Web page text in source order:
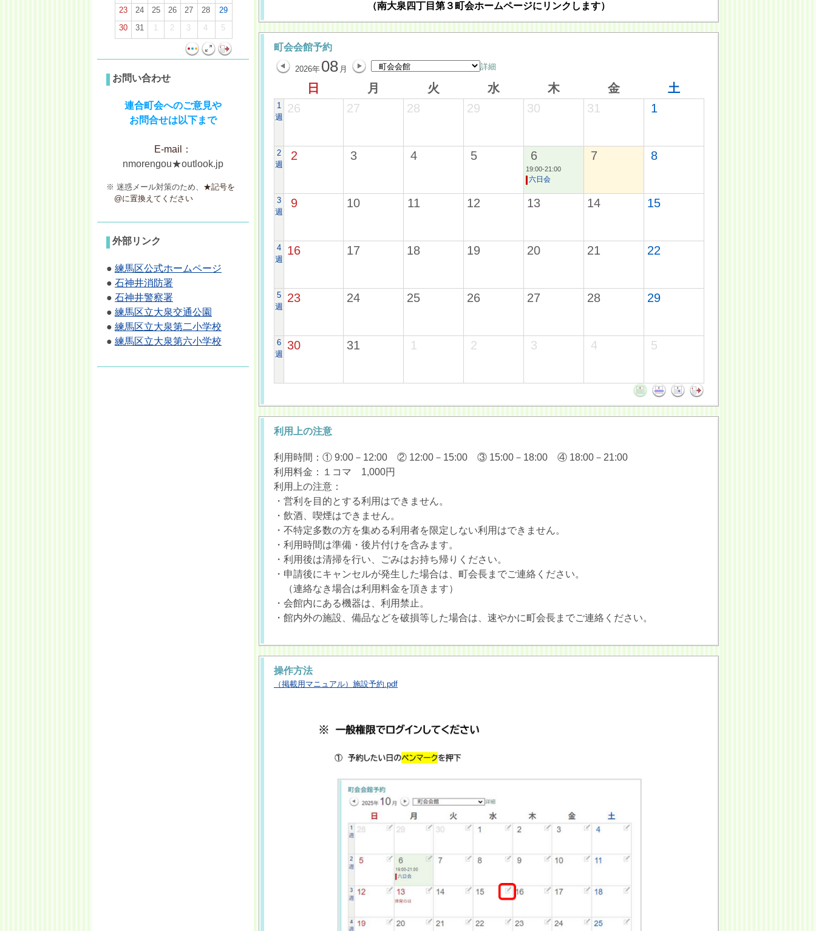
23
24 25 26 27 28
29
30
31 1 2 3 4 5
お問い合わせ
連合町会へのご意見や
お問合せは以下まで
E-mail：
nmorengou★outlook.jp
※ 迷惑メール対策のため、 ★記号を
@に置換えてください
外部リンク
● 練馬区公式ホームページ
● 石神井消防署
● 石神井警察署
● 練馬区立大泉交通公園
● 練馬区立大泉第二小学校
● 練馬区立大泉第六小学校
（南大泉四丁目第３町会ホームページにリンクします）
町会会館予約
2026年 08 月 詳細
日 月 火 水 木 金 土
1
週
26 27 28 29 30 31 1
2
週
2 3 4 5 6
19:00-21:00
六日会
7 8
3
週
9 10 11 12 13 14 15
4
週
16 17 18 19 20 21 22
5
週
23 24 25 26 27 28 29
6
週
30 31 1 2 3 4 5
利用上の注意
利用時間：① 9:00－12:00 ② 12:00－15:00 ③ 15:00－18:00 ④ 18:00－21:00
利用料金：１コマ 1,000円
利用上の注意：
・営利を目的とする利用はできません。
・飲酒、喫煙はできません。
・不特定多数の方を集める利用者を限定しない利用はできません。
・利用時間は準備・後片付けを含みます。
・利用後は清掃を行い、ごみはお持ち帰りください。
・申請後にキャンセルが発生した場合は、町会長までご連絡ください。
（連絡なき場合は利用料金を頂きます）
・会館内にある機器は、利用禁止。
・館内外の施設、備品などを破損等した場合は、速やかに町会長までご連絡ください。
操作方法
（掲載用マニュアル）施設予約.pdf